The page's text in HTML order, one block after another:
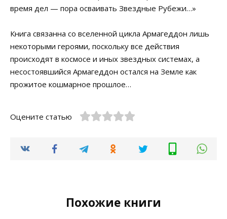
время дел — пора осваивать Звездные Рубежи…»
Книга связанна со вселенной цикла Армагеддон лишь
некоторыми героями, поскольку все действия
происходят в космосе и иных звездных системах, а
несостоявшийся Армагеддон остался на Земле как
прожитое кошмарное прошлое…
Оцените статью
Похожие книги